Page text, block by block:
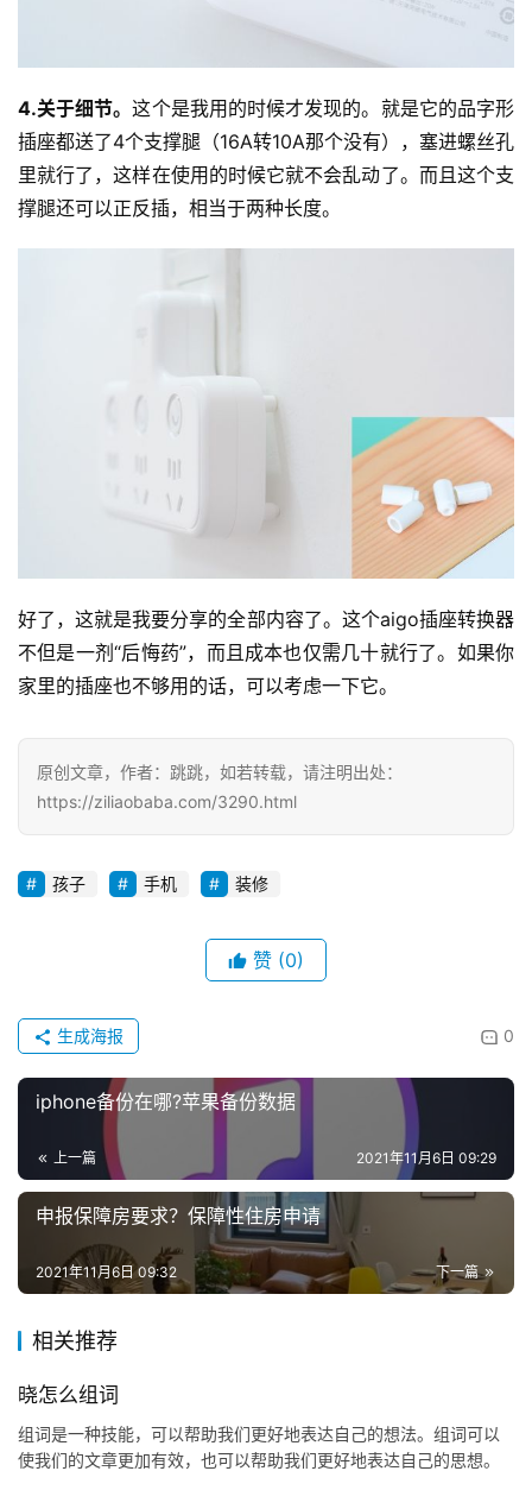
4.关于细节。这个是我用的时候才发现的。就是它的品字形
插座都送了4个支撑腿（16A转10A那个没有），塞进螺丝孔
里就行了，这样在使用的时候它就不会乱动了。而且这个支
撑腿还可以正反插，相当于两种长度。
好了，这就是我要分享的全部内容了。这个aigo插座转换器
不但是一剂“后悔药”，而且成本也仅需几十就行了。如果你
家里的插座也不够用的话，可以考虑一下它。
原创文章，作者：跳跳，如若转载，请注明出处：
https://ziliaobaba.com/3290.html
孩子 手机 装修
赞 (0)
0
生成海报
iphone备份在哪?苹果备份数据
上一篇 2021年11月6日 09:29
申报保障房要求？保障性住房申请
下一篇
2021年11月6日 09:32
相关推荐
晓怎么组词
组词是一种技能，可以帮助我们更好地表达自己的想法。组词可以
使我们的文章更加有效，也可以帮助我们更好地表达自己的思想。